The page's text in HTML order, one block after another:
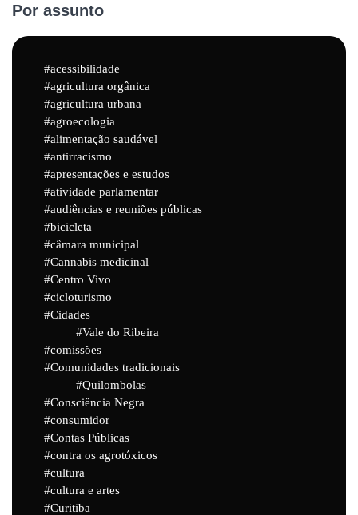
Por assunto
acessibilidade
agricultura orgânica
agricultura urbana
agroecologia
alimentação saudável
antirracismo
apresentações e estudos
atividade parlamentar
audiências e reuniões públicas
bicicleta
câmara municipal
Cannabis medicinal
Centro Vivo
cicloturismo
Cidades
Vale do Ribeira
comissões
Comunidades tradicionais
Quilombolas
Consciência Negra
consumidor
Contas Públicas
contra os agrotóxicos
cultura
cultura e artes
Curitiba